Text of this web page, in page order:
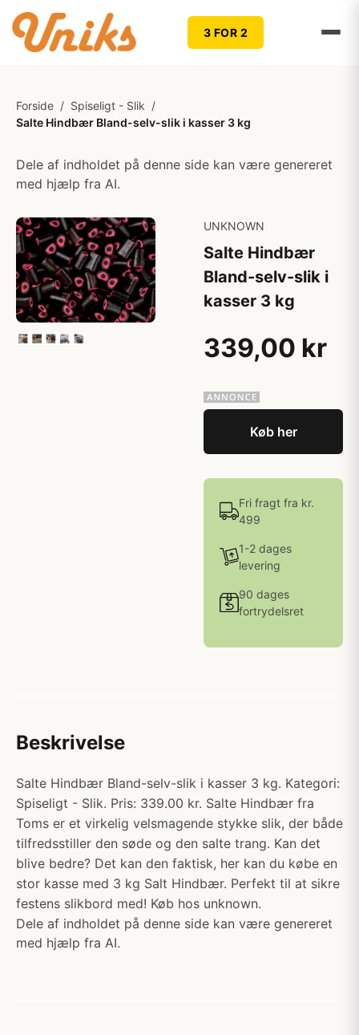
3 FOR 2
Forside / Spiseligt - Slik /
Salte Hindbær Bland-selv-slik i kasser 3 kg
Dele af indholdet på denne side kan være genereret
med hjælp fra AI.
UNKNOWN
Salte Hindbær
Bland-selv-slik i
kasser 3 kg
339,00 kr
Køb her
Fri fragt fra kr.
499
1-2 dages
levering
90 dages
fortrydelsret
Beskrivelse
Salte Hindbær Bland-selv-slik i kasser 3 kg. Kategori:
Spiseligt - Slik. Pris: 339.00 kr. Salte Hindbær fra
Toms er et virkelig velsmagende stykke slik, der både
tilfredsstiller den søde og den salte trang. Kan det
blive bedre? Det kan den faktisk, her kan du købe en
stor kasse med 3 kg Salt Hindbær. Perfekt til at sikre
festens slikbord med! Køb hos unknown.
Dele af indholdet på denne side kan være genereret
med hjælp fra AI.